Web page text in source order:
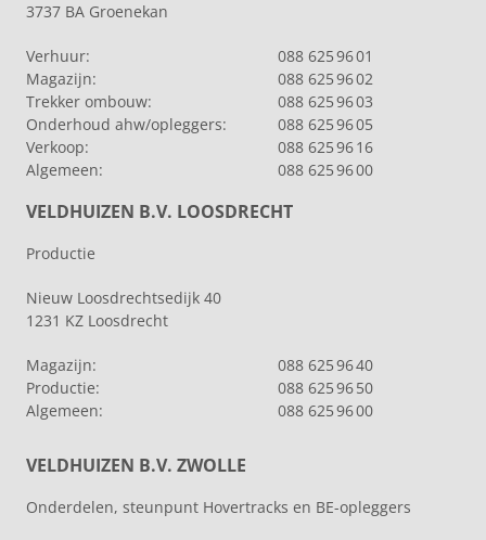
3737 BA Groenekan
Verhuur:
088 625 96 01
Magazijn:
088 625 96 02
Trekker ombouw:
088 625 96 03
Onderhoud ahw/opleggers:
088 625 96 05
Verkoop:
088 625 96 16
Algemeen:
088 625 96 00
VELDHUIZEN B.V. LOOSDRECHT
Productie
Nieuw Loosdrechtsedijk 40
1231 KZ Loosdrecht
Magazijn:
088 625 96 40
Productie:
088 625 96 50
Algemeen:
088 625 96 00
VELDHUIZEN B.V. ZWOLLE
Onderdelen, steunpunt Hovertracks en BE-opleggers